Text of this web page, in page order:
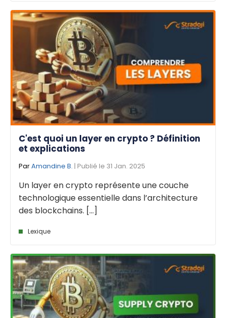
C'est quoi un layer en crypto ? Définition
et explications
ParAmandine B. | Publié le 31 Jan. 2025
Un layer en crypto représente une couche
technologique essentielle dans l’architecture
des blockchains. [...]
Lexique